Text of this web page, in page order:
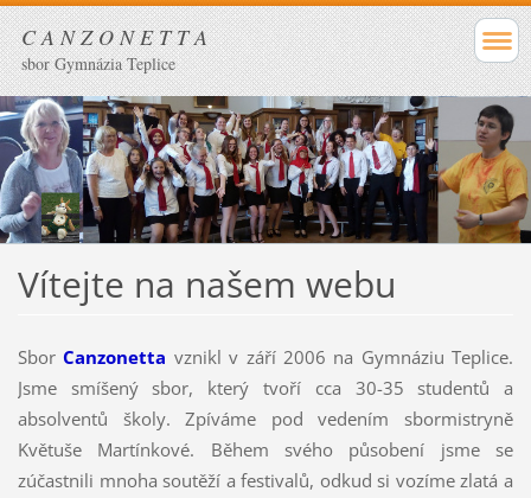
C A N Z O N E T T A
sbor Gymnázia Teplice
Vítejte na našem webu
SborCanzonetta vznikl v září 2006 na Gymnáziu Teplice.
Jsme smíšený sbor, který tvoří cca 30-35 studentů a
absolventů školy. Zpíváme pod vedením sbormistryně
Květuše Martínkové. Během svého působení jsme se
zúčastnili mnoha soutěží a festivalů, odkud si vozíme zlatá a